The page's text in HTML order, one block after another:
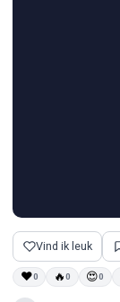
Vind ik leuk
❤0 🔥0 😍0